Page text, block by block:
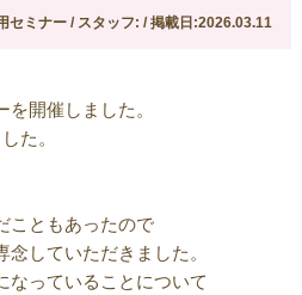
ミナー / スタッフ: / 掲載日:2026.03.11
開催しました。
た。
こともあったので
していただきました。
なっていることについて